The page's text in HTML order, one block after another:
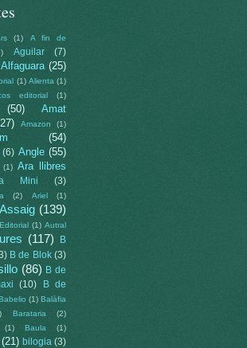
(1)
A fin de
Aguilar (7)
Alfaguara (25)
(1) Alienta (1)
editorial
(1)
(50)
Amat
Amazon (1)
(54)
(6) Angle (55)
(1) Ara llibres
Mini (3)
(2) Ariel (1)
Assaig (139)
(1) Autral
(117)
B
B de Blok (3)
(86) B de
(10)
B de
(1) Balàfia
Barataria
(2)
(1) Baula (1)
(21) bilogia (3)